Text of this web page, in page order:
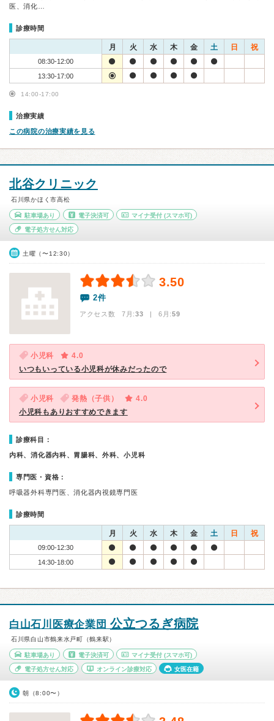
医、消化…
診療時間
月 火 水 木 金 土 日 祝
08:30-12:00
13:30-17:00
14:00-17:00
治療実績
この病院の治療実績を見る
北谷クリニック
石川県かほく市高松
駐車場あり 電子決済可 マイナ受付 (スマホ可)
電子処方せん対応
土曜（〜12:30）
3.50
2件
アクセス数 7月:33 | 6月:59
小児科
4.0
いつもいっている小児科が休みだったので
小児科 発熱（子供）
4.0
小児科もありおすすめできます
診療科目：
内科、消化器内科、胃腸科、外科、小児科
専門医・資格：
呼吸器外科専門医、消化器内視鏡専門医
診療時間
月 火 水 木 金 土 日 祝
09:00-12:30
14:30-18:00
白山石川医療企業団 公立つるぎ病院
石川県白山市鶴来水戸町（鶴来駅）
駐車場あり 電子決済可 マイナ受付 (スマホ可)
電子処方せん対応 オンライン診療対応 女医在籍
朝（8:00〜）